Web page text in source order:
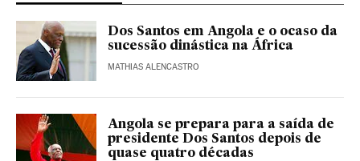
Dos Santos em Angola e o ocaso da
sucessão dinástica na África
MATHIAS ALENCASTRO
Angola se prepara para a saída de
presidente Dos Santos depois de
quase quatro décadas